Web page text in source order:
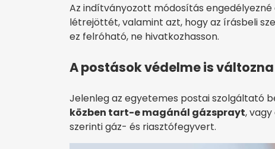
Az indítványozott módosítás
létrejöttét, valamint azt, hogy az írásbeli
ez felróható, ne hivatkozhasson.
A postások védelme is változna
Jelenleg az egyetemes postai szolgáltató
közben tart-e magánál gázsprayt,
szerinti gáz- és riasztófegyvert.